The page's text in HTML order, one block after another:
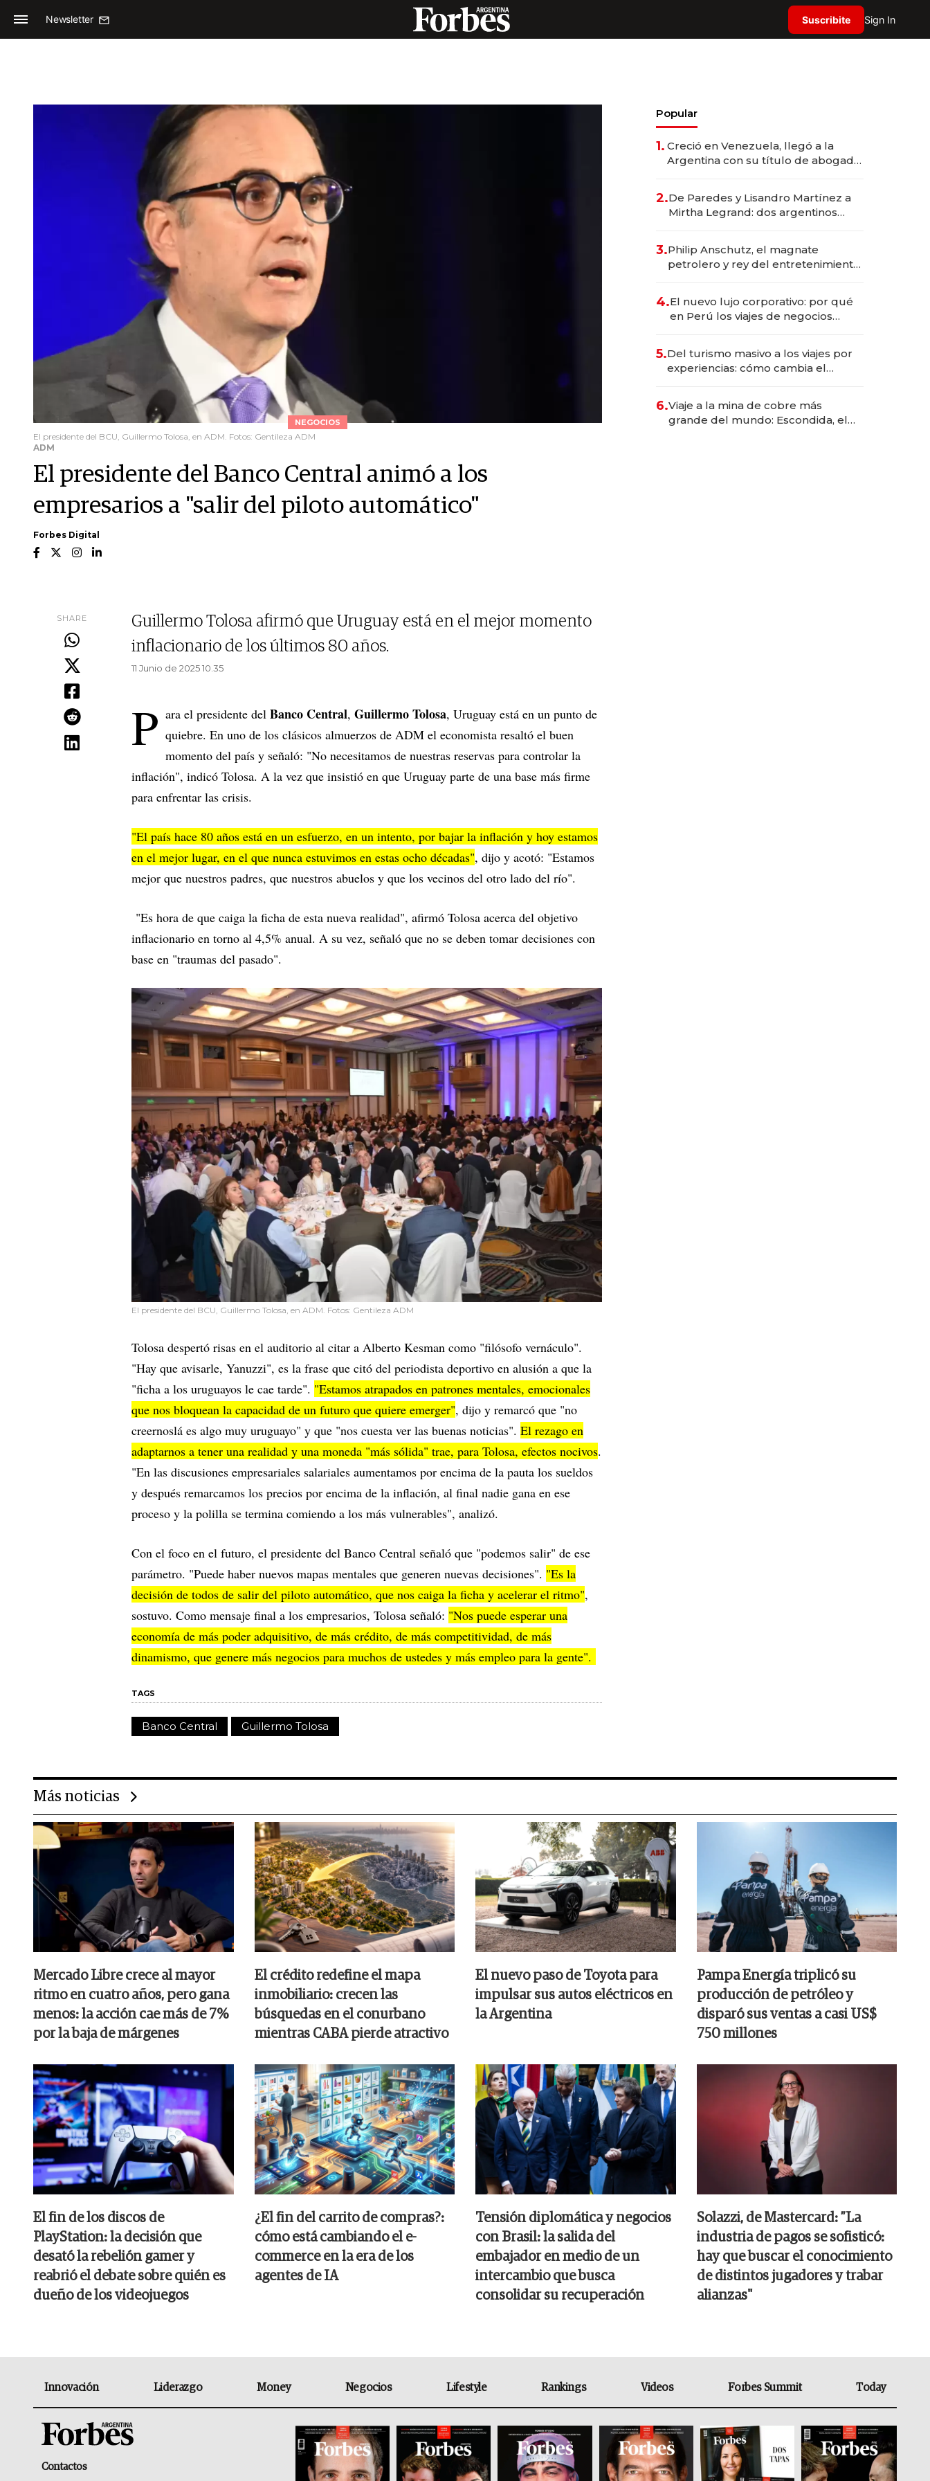
Newsletter Suscribite Sign In
NEGOCIOS
El presidente del BCU, Guillermo Tolosa, en ADM. Fotos: Gentileza ADM
ADM
El presidente del Banco Central animó a los
empresarios a "salir del piloto automático"
Forbes Digital
SHARE
Guillermo Tolosa afirmó que Uruguay está en el mejor momento
inflacionario de los últimos 80 años.
11 Junio de 2025 10.35
P ara el presidente del Banco Central, Guillermo Tolosa, Uruguay está en un punto de
quiebre. En uno de los clásicos almuerzos de ADM el economista resaltó el buen
momento del país y señaló: "No necesitamos de nuestras reservas para controlar la
inflación", indicó Tolosa. A la vez que insistió en que Uruguay parte de una base más firme
para enfrentar las crisis.
"El país hace 80 años está en un esfuerzo, en un intento, por bajar la inflación y hoy estamos
en el mejor lugar, en el que nunca estuvimos en estas ocho décadas", dijo y acotó: "Estamos
mejor que nuestros padres, que nuestros abuelos y que los vecinos del otro lado del río".
"Es hora de que caiga la ficha de esta nueva realidad", afirmó Tolosa acerca del objetivo
inflacionario en torno al 4,5% anual. A su vez, señaló que no se deben tomar decisiones con
base en "traumas del pasado".
El presidente del BCU, Guillermo Tolosa, en ADM. Fotos: Gentileza ADM
Tolosa despertó risas en el auditorio al citar a Alberto Kesman como "filósofo vernáculo".
"Hay que avisarle, Yanuzzi", es la frase que citó del periodista deportivo en alusión a que la
"ficha a los uruguayos le cae tarde". "Estamos atrapados en patrones mentales, emocionales
que nos bloquean la capacidad de un futuro que quiere emerger", dijo y remarcó que "no
creernoslá es algo muy uruguayo" y que "nos cuesta ver las buenas noticias". El rezago en
adaptarnos a tener una realidad y una moneda "más sólida" trae, para Tolosa, efectos nocivos.
"En las discusiones empresariales salariales aumentamos por encima de la pauta los sueldos
y después remarcamos los precios por encima de la inflación, al final nadie gana en ese
proceso y la polilla se termina comiendo a los más vulnerables", analizó.
Con el foco en el futuro, el presidente del Banco Central señaló que "podemos salir" de ese
parámetro. "Puede haber nuevos mapas mentales que generen nuevas decisiones". "Es la
decisión de todos de salir del piloto automático, que nos caiga la ficha y acelerar el ritmo",
sostuvo. Como mensaje final a los empresarios, Tolosa señaló: "Nos puede esperar una
economía de más poder adquisitivo, de más crédito, de más competitividad, de más
dinamismo, que genere más negocios para muchos de ustedes y más empleo para la gente".
TAGS
Banco Central Guillermo Tolosa
Popular
1. Creció en Venezuela, llegó a la
Argentina con su título de abogado
marcas "fast premium"
2.De Paredes y Lisandro Martínez a
Mirtha Legrand: dos argentinos
3.Philip Anschutz, el magnate
petrolero y rey del entretenimiento
4.El nuevo lujo corporativo: por qué
en Perú los viajes de negocios
transformadoras
5.Del turismo masivo a los viajes por
experiencias: cómo cambia el
6.Viaje a la mina de cobre más
grande del mundo: Escondida, el
Más noticias
Mercado Libre crece al mayor
ritmo en cuatro años, pero gana
menos: la acción cae más de 7%
por la baja de márgenes
El crédito redefine el mapa
inmobiliario: crecen las
búsquedas en el conurbano
mientras CABA pierde atractivo
El nuevo paso de Toyota para
impulsar sus autos eléctricos en
la Argentina
Pampa Energía triplicó su
producción de petróleo y
disparó sus ventas a casi US$
750 millones
El fin de los discos de
PlayStation: la decisión que
desató la rebelión gamer y
reabrió el debate sobre quién es
dueño de los videojuegos
¿El fin del carrito de compras?:
cómo está cambiando el e-
commerce en la era de los
agentes de IA
Tensión diplomática y negocios
con Brasil: la salida del
embajador en medio de un
intercambio que busca
consolidar su recuperación
Solazzi, de Mastercard: ”La
industria de pagos se sofisticó:
hay que buscar el conocimiento
de distintos jugadores y trabar
alianzas"
Innovación Liderazgo Money Negocios Lifestyle Rankings Videos Forbes Summit Today
Contactos